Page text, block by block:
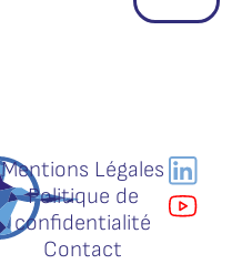
Mentions Légales
Politique de
confidentialité
Contact